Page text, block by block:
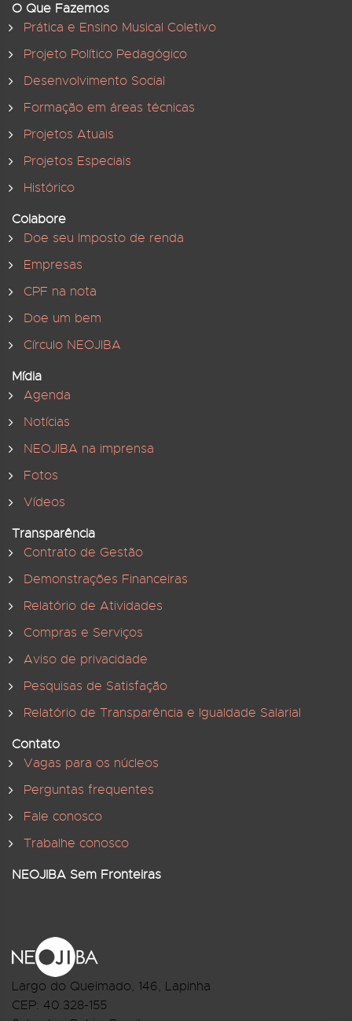
O Que Fazemos
Prática e Ensino Musical Coletivo
Projeto Político Pedagógico
Desenvolvimento Social
Formação em áreas técnicas
Projetos Atuais
Projetos Especiais
Histórico
Colabore
Doe seu Imposto de renda
Empresas
CPF na nota
Doe um bem
Círculo NEOJIBA
Mídia
Agenda
Notícias
NEOJIBA na imprensa
Fotos
Vídeos
Transparência
Contrato de Gestão
Demonstrações Financeiras
Relatório de Atividades
Compras e Serviços
Aviso de privacidade
Pesquisas de Satisfação
Relatório de Transparência e Igualdade Salarial
Contato
Vagas para os núcleos
Perguntas frequentes
Fale conosco
Trabalhe conosco
NEOJIBA Sem Fronteiras
Largo do Queimado, 146, Lapinha
CEP: 40.328-155